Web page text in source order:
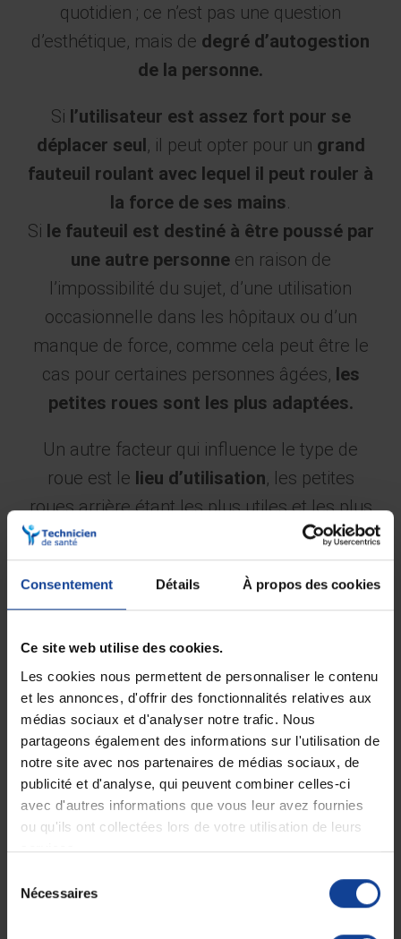
Consentement Détails À propos des cookies
Ce site web utilise des cookies.
Les cookies nous permettent de personnaliser le contenu
et les annonces, d'offrir des fonctionnalités relatives aux
médias sociaux et d'analyser notre trafic. Nous
partageons également des informations sur l'utilisation de
notre site avec nos partenaires de médias sociaux, de
publicité et d'analyse, qui peuvent combiner celles-ci
avec d'autres informations que vous leur avez fournies
ou qu'ils ont collectées lors de votre utilisation de leurs
services.
Nécessaires
quotidien ; ce n’est pas une question
d’esthétique, mais de degré d’autogestion
de la personne.
Si l’utilisateur est assez fort pour se
déplacer seul, il peut opter pour un grand
fauteuil roulant avec lequel il peut rouler à
la force de ses mains.
Si le fauteuil est destiné à être poussé par
une autre personne en raison de
l’impossibilité du sujet, d’une utilisation
occasionnelle dans les hôpitaux ou d’un
manque de force, comme cela peut être le
cas pour certaines personnes âgées, les
petites roues sont les plus adaptées.
Un autre facteur qui influence le type de
roue est le lieu d’utilisation, les petites
roues arrière étant les plus utiles et les plus
confortables pour un
usage domestique.
Dans un fauteuil roulant, on fait la distinction
entre les roues et les pneus. Pour un
usage plus
domestique
recommandons de petites roues en
caoutchouc et de gros pneus.
En cas d’utilisation àl’extérieur, utilisez des
roues pneumatiques pour un
amortissement optimal ou desroues anti-
crevaisonsolides qui, même si elles n’ont